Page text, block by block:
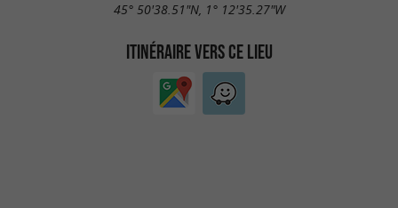
45° 50'38.51"N, 1° 12'35.27"W
ITINÉRAIRE VERS CE LIEU